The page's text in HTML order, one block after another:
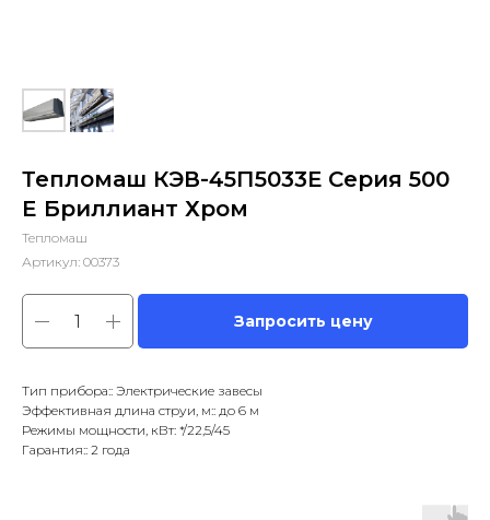
Тепломаш КЭВ-45П5033Е Серия 500
E Бриллиант Хром
Тепломаш
Артикул: 00373
Запросить цену
Тип прибора:: Электрические завесы
Эффективная длина струи, м:: до 6 м
Режимы мощности, кВт: */22,5/45
Гарантия:: 2 года